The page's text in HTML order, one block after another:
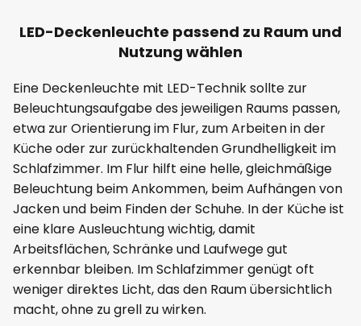
LED-Deckenleuchte passend zu Raum und
Nutzung wählen
Eine Deckenleuchte mit LED-Technik sollte zur
Beleuchtungsaufgabe des jeweiligen Raums passen,
etwa zur Orientierung im Flur, zum Arbeiten in der
Küche oder zur zurückhaltenden Grundhelligkeit im
Schlafzimmer. Im Flur hilft eine helle, gleichmäßige
Beleuchtung beim Ankommen, beim Aufhängen von
Jacken und beim Finden der Schuhe. In der Küche ist
eine klare Ausleuchtung wichtig, damit
Arbeitsflächen, Schränke und Laufwege gut
erkennbar bleiben. Im Schlafzimmer genügt oft
weniger direktes Licht, das den Raum übersichtlich
macht, ohne zu grell zu wirken.